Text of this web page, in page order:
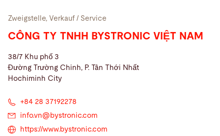
Zweigstelle, Verkauf / Service
CÔNG TY TNHH BYSTRONIC VIỆT NAM
38/7 Khu phố 3
Đường Trường Chinh, P. Tân Thới Nhất
Hochiminh City
+84 28 37192278
info.vn@ bystronic.com
https://www.bystronic.com